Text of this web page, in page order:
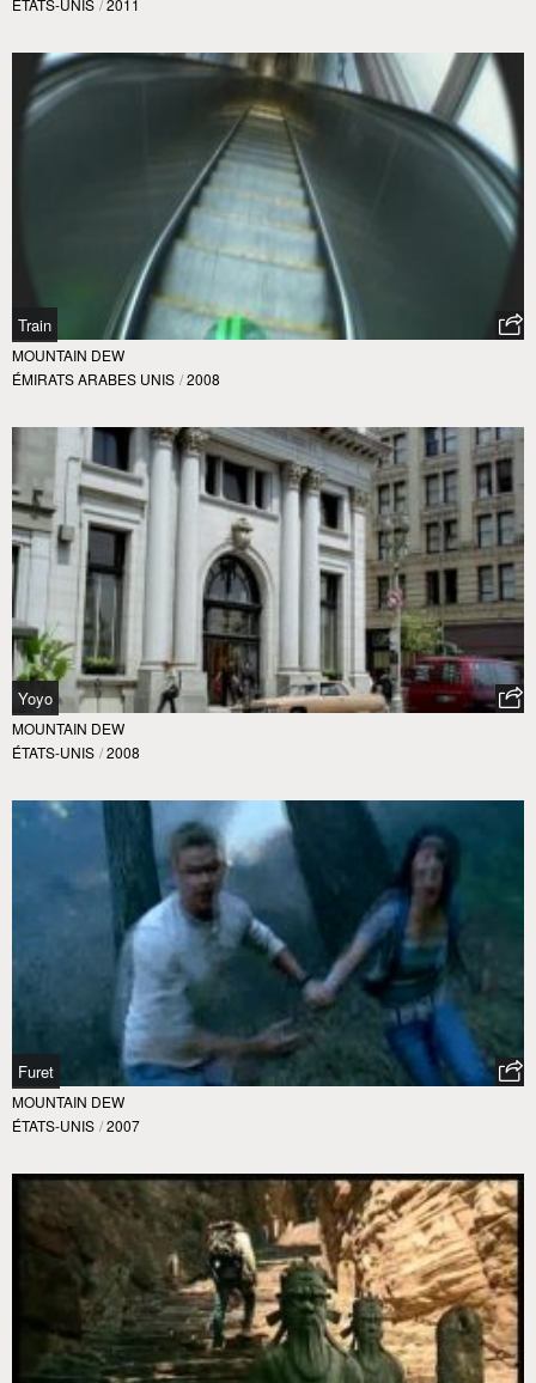
ÉTATS-UNIS / 2011
Train
MOUNTAIN DEW
ÉMIRATS ARABES UNIS / 2008
Yoyo
MOUNTAIN DEW
ÉTATS-UNIS / 2008
Furet
MOUNTAIN DEW
ÉTATS-UNIS / 2007